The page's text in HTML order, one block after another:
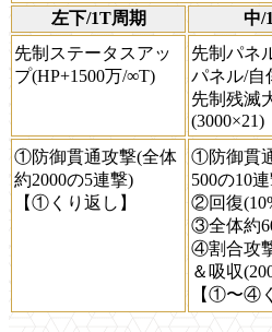
左下/1T周期
中/
先制ステータスアッ
プ(HP+1500万/∞T)
先制パネ
パネル/自
先制残滅
(3000×21)
①防御貫通攻撃(全体
約2000の5連撃)
【①くり返し】
①防御貫
500の10
②回復
③全体約
④割合攻
＆吸収
【①〜④